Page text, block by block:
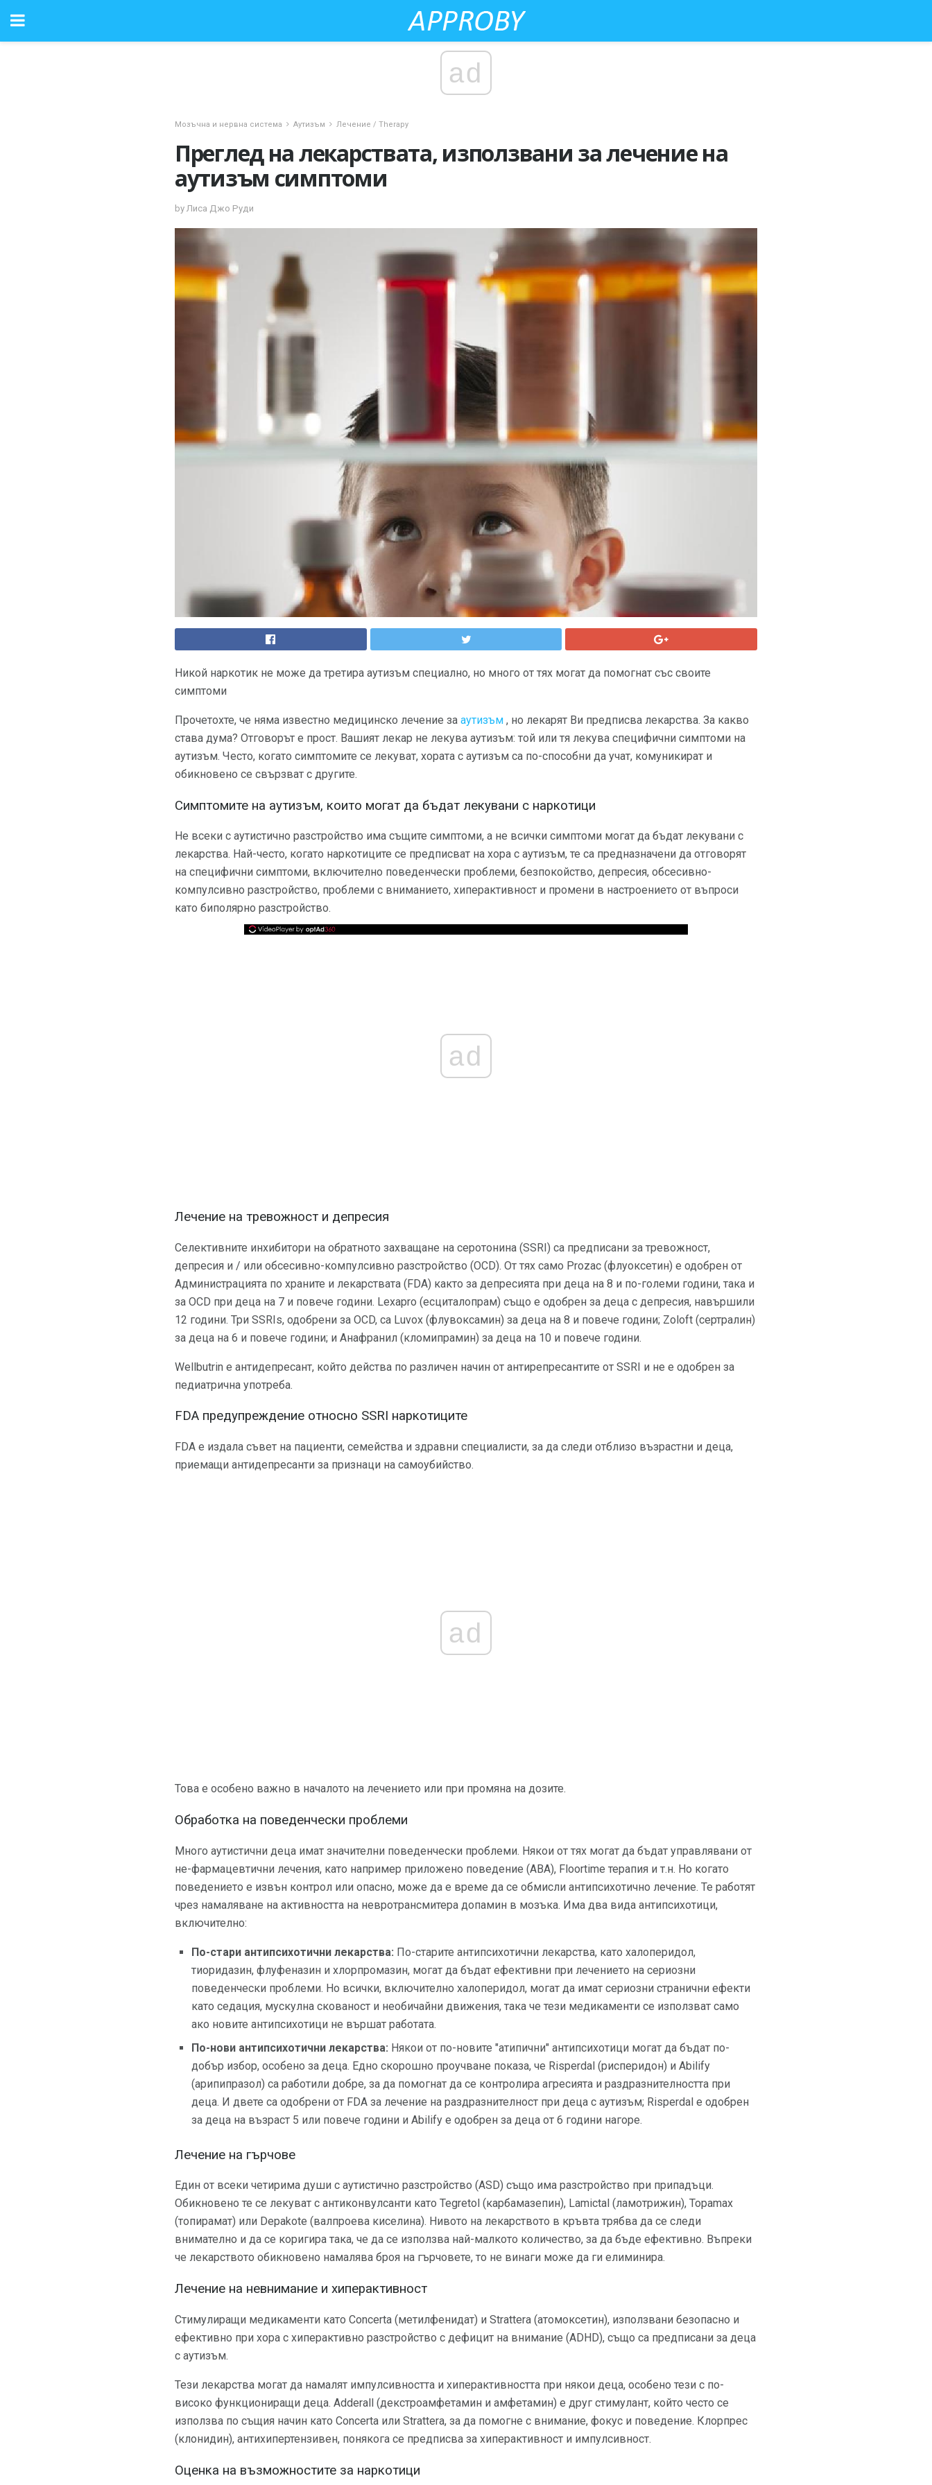
ad
Мозъчна и нервна система Аутизъм Лечение / Therapy
Преглед на лекарствата, използвани за лечение на
аутизъм симптоми
by Лиса Джо Руди
Никой наркотик не може да третира аутизъм специално, но много от тях могат да помогнат със своите
симптоми
Прочетохте, че няма известно медицинско лечение за аутизъм , но лекарят Ви предписва лекарства. За какво
става дума? Отговорът е прост. Вашият лекар не лекува аутизъм: той или тя лекува специфични симптоми на
аутизъм. Често, когато симптомите се лекуват, хората с аутизъм са по-способни да учат, комуникират и
обикновено се свързват с другите.
Симптомите на аутизъм, които могат да бъдат лекувани с наркотици
Не всеки с аутистично разстройство има същите симптоми, а не всички симптоми могат да бъдат лекувани с
лекарства. Най-често, когато наркотиците се предписват на хора с аутизъм, те са предназначени да отговорят
на специфични симптоми, включително поведенчески проблеми, безпокойство, депресия, обсесивно-
компулсивно разстройство, проблеми с вниманието, хиперактивност и промени в настроението от въпроси
като биполярно разстройство.
ad
Лечение на тревожност и депресия
Селективните инхибитори на обратното захващане на серотонина (SSRI) са предписани за тревожност,
депресия и / или обсесивно-компулсивно разстройство (OCD). От тях само Prozac (флуоксетин) е одобрен от
Администрацията по храните и лекарствата (FDA) както за депресията при деца на 8 и по-големи години, така и
за OCD при деца на 7 и повече години. Lexapro (есциталопрам) също е одобрен за деца с депресия, навършили
12 години. Три SSRIs, одобрени за OCD, са Luvox (флувоксамин) за деца на 8 и повече години; Zoloft (сертралин)
за деца на 6 и повече години; и Анафранил (кломипрамин) за деца на 10 и повече години.
Wellbutrin е антидепресант, който действа по различен начин от антирепресантите от SSRI и не е одобрен за
педиатрична употреба.
FDA предупреждение относно SSRI наркотиците
FDA е издала съвет на пациенти, семейства и здравни специалисти, за да следи отблизо възрастни и деца,
приемащи антидепресанти за признаци на самоубийство.
ad
Това е особено важно в началото на лечението или при промяна на дозите.
Обработка на поведенчески проблеми
Много аутистични деца имат значителни поведенчески проблеми. Някои от тях могат да бъдат управлявани от
не-фармацевтични лечения, като например приложено поведение (ABA), Floortime терапия и т.н. Но когато
поведението е извън контрол или опасно, може да е време да се обмисли антипсихотично лечение. Те работят
чрез намаляване на активността на невротрансмитера допамин в мозъка. Има два вида антипсихотици,
включително:
По-стари антипсихотични лекарства: По-старите антипсихотични лекарства, като халоперидол,
тиоридазин, флуфеназин и хлорпромазин, могат да бъдат ефективни при лечението на сериозни
поведенчески проблеми. Но всички, включително халоперидол, могат да имат сериозни странични ефекти
като седация, мускулна скованост и необичайни движения, така че тези медикаменти се използват само
ако новите антипсихотици не вършат работата.
По-нови антипсихотични лекарства: Някои от по-новите "атипични" антипсихотици могат да бъдат по-
добър избор, особено за деца. Едно скорошно проучване показа, че Risperdal (рисперидон) и Abilify
(арипипразол) са работили добре, за да помогнат да се контролира агресията и раздразнителността при
деца. И двете са одобрени от FDA за лечение на раздразнителност при деца с аутизъм; Risperdal е одобрен
за деца на възраст 5 или повече години и Abilify е одобрен за деца от 6 години нагоре.
Лечение на гърчове
Един от всеки четирима души с аутистично разстройство (ASD) също има разстройство при припадъци.
Обикновено те се лекуват с антиконвулсанти като Tegretol (карбамазепин), Lamictal (ламотрижин), Topamax
(топирамат) или Depakote (валпроева киселина). Нивото на лекарството в кръвта трябва да се следи
внимателно и да се коригира така, че да се използва най-малкото количество, за да бъде ефективно. Въпреки
че лекарството обикновено намалява броя на гърчовете, то не винаги може да ги елиминира.
Лечение на невнимание и хиперактивност
Стимулиращи медикаменти като Concerta (метилфенидат) и Strattera (атомоксетин), използвани безопасно и
ефективно при хора с хиперактивно разстройство с дефицит на внимание (ADHD), също са предписани за деца
с аутизъм.
Тези лекарства могат да намалят импулсивността и хиперактивността при някои деца, особено тези с по-
високо функциониращи деца. Adderall (декстроамфетамин и амфетамин) е друг стимулант, който често се
използва по същия начин като Concerta или Strattera, за да помогне с внимание, фокус и поведение. Клорпрес
(клонидин), антихипертензивен, понякога се предписва за хиперактивност и импулсивност.
Оценка на възможностите за наркотици